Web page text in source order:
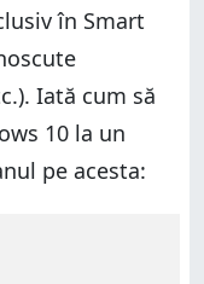
în Smart
Iată cum să
10 la un
pe acesta: